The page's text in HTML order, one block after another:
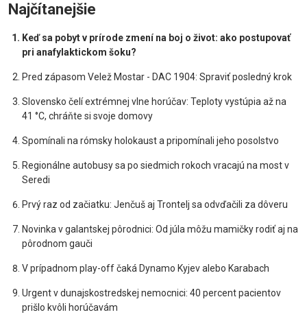
Najčítanejšie
Keď sa pobyt v prírode zmení na boj o život: ako postupovať
pri anafylaktickom šoku?
Pred zápasom Velež Mostar - DAC 1904: Spraviť posledný krok
Slovensko čelí extrémnej vlne horúčav: Teploty vystúpia až na
41 °C, chráňte si svoje domovy
Spomínali na rómsky holokaust a pripomínali jeho posolstvo
Regionálne autobusy sa po siedmich rokoch vracajú na most v
Seredi
Prvý raz od začiatku: Jenčuš aj Trontelj sa odvďačili za dôveru
Novinka v galantskej pôrodnici: Od júla môžu mamičky rodiť aj na
pôrodnom gauči
V prípadnom play-off čaká Dynamo Kyjev alebo Karabach
Urgent v dunajskostredskej nemocnici: 40 percent pacientov
prišlo kvôli horúčavám